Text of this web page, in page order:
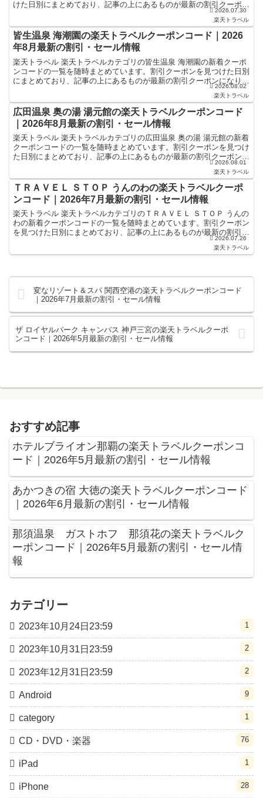
けた日別にまとめており、記事の上にあるものが最新の割引クーポン
になります。ホテル・旅館宿泊の予約などで使えるクーポ...2026.07.30
楽天トラベル
皆生温泉 海潮園の楽天トラベルクーポンコード｜2026
年8月最新の割引・セール情報
楽天トラベル 楽天トラベルカテゴリの皆生温泉 海潮園の新着クーポ
ンコードの一覧を随時まとめています。割引クーポンを見つけた日別
にまとめており、記事の上にあるものが最新の割引クーポンになりま
す。ホテル・旅館宿泊の予約などで使えるクーポンやセー...2026.08.02
楽天トラベル
広田温泉 奥の湯 湯元館の楽天トラベルクーポンコード
｜2026年8月最新の割引・セール情報
楽天トラベル 楽天トラベルカテゴリの広田温泉 奥の湯 湯元館の新着
クーポンコードの一覧を随時まとめています。割引クーポンを見つけ
た日別にまとめており、記事の上にあるものが最新の割引クーポンに
なります。ホテル・旅館宿泊の予約などで使えるクーポ...
2026.08.01
楽天トラベル
ＴＲＡＶＥＬ ＳＴＯＰ うんのわの楽天トラベルクーポ
ンコード｜2026年7月最新の割引・セール情報
楽天トラベル 楽天トラベルカテゴリのＴＲＡＶＥＬ ＳＴＯＰ うんの
わの新着クーポンコードの一覧を随時まとめています。割引クーポン
を見つけた日別にまとめており、記事の上にあるものが最新の割引ク
ーポンになります。ホテル・旅館宿泊の予約などで使え...
2026.07.26
楽天トラベル
変なリゾート＆スパ 関西空港の楽天トラベルクーポンコード
｜2026年7月最新の割引・セール情報
ザ ロイヤルパーク キャンバス 神戸三宮の楽天トラベルクーポ
ンコード｜2026年5月最新の割引・セール情報
おすすめ記事
ホテルブライオン那覇の楽天トラベルクーポンコ
ード｜2026年5月最新の割引・セール情報
あかつきの宿 大徳の楽天トラベルクーポンコード
｜2026年6月最新の割引・セール情報
那須温泉 ガストホフ 那須花の楽天トラベルク
ーポンコード｜2026年5月最新の割引・セール情
報
カテゴリー
2023年10月24日23:59 1
2023年10月31日23:59 2
2023年12月31日23:59 2
Android 9
category 1
CD・DVD・楽器 76
iPad 1
iPhone 28